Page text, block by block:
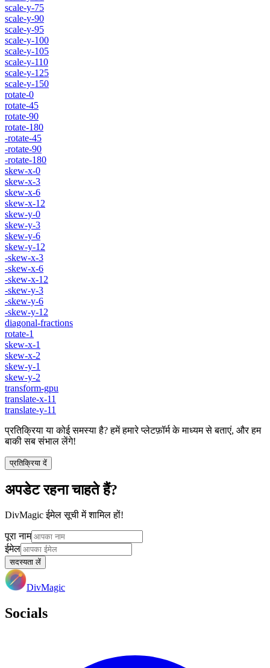
scale-y-75
scale-y-90
scale-y-95
scale-y-100
scale-y-105
scale-y-110
scale-y-125
scale-y-150
rotate-0
rotate-45
rotate-90
rotate-180
-rotate-45
-rotate-90
-rotate-180
skew-x-0
skew-x-3
skew-x-6
skew-x-12
skew-y-0
skew-y-3
skew-y-6
skew-y-12
-skew-x-3
-skew-x-6
-skew-x-12
-skew-y-3
-skew-y-6
-skew-y-12
diagonal-fractions
rotate-1
skew-x-1
skew-x-2
skew-y-1
skew-y-2
transform-gpu
translate-x-11
translate-y-11
प्रतिक्रिया या कोई समस्या है? हमें हमारे प्लेटफ़ॉर्म के माध्यम से बताएं, और हम
बाकी सब संभाल लेंगे!
प्रतिक्रिया दें
अपडेट रहना चाहते हैं?
DivMagic ईमेल सूची में शामिल हों!
पूरा नाम
ईमेल
सदस्यता लें
DivMagic
Socials